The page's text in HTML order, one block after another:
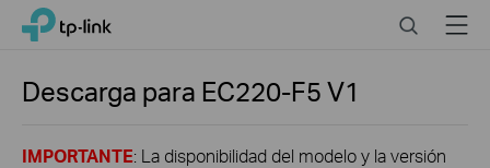
Click
navigation
TP-Link, Reliably Smart SearchMenu
Descarga para EC220-F5V1
IMPORTANTE: La disponibilidad del modelo y la versión